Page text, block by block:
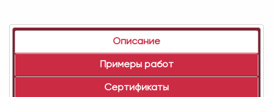
Описание
Примеры работ
Сертификаты